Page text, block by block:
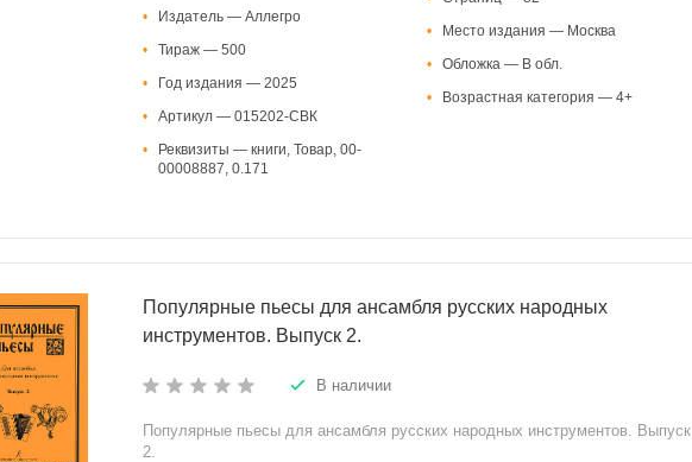
•
Издатель — Аллегро
•
Тираж — 500
•
Год издания — 2025
•
Артикул — 015202-СВК
•
Реквизиты — книги, Товар, 00-
00008887, 0.171
•
Место издания — Москва
•
Обложка — В обл.
•
Возрастная категория — 4+
Популярные пьесы для ансамбля русских народных
инструментов. Выпуск 2.
В наличии
Популярные пьесы для ансамбля русских народных инструментов. Выпуск
2.